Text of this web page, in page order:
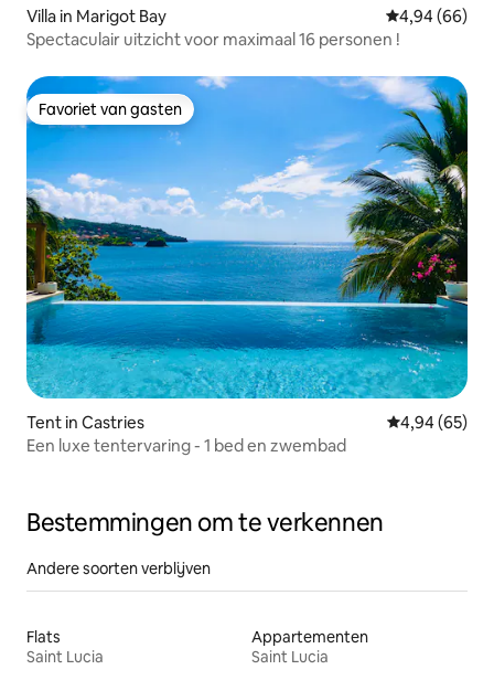
Villa in Marigot Bay Gemiddelde
4,94 (66)
Spectaculair uitzicht voor maximaal 16 personen !
Favoriet van gasten
Favoriet van gasten
Tent in Castries Gemiddelde
4,94 (65)
Een luxe tentervaring - 1 bed en zwembad
Bestemmingen om te verkennen
Andere soorten verblijven
Flats
Saint Lucia
Appartementen
Saint Lucia